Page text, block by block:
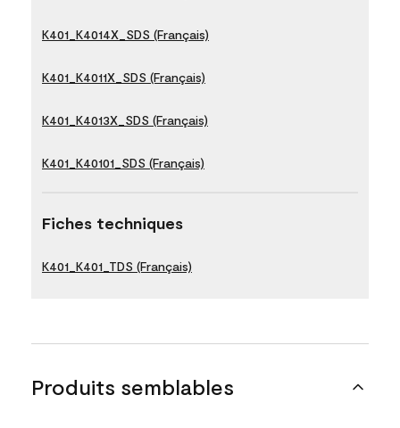
K401_K4014X_SDS (Français)
K401_K4011X_SDS (Français)
K401_K4013X_SDS (Français)
K401_K40101_SDS (Français)
Fiches techniques
K401_K401_TDS (Français)
Produits semblables